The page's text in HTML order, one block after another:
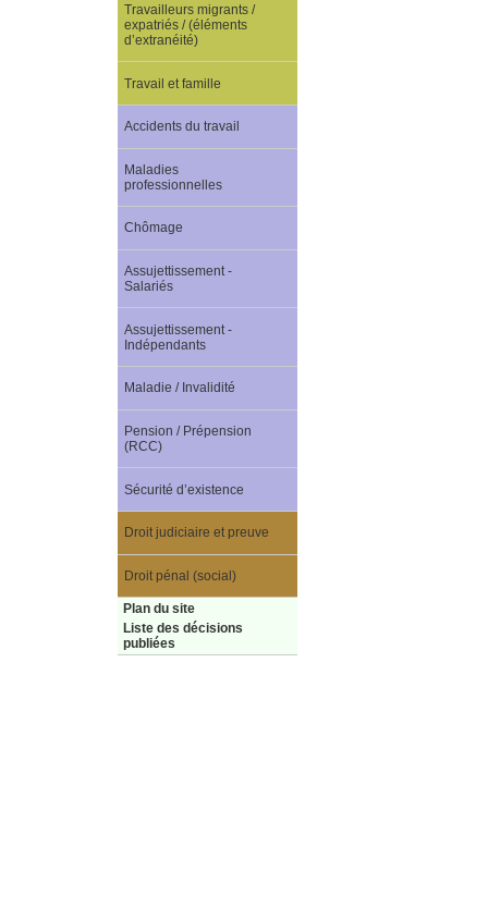
Travailleurs migrants /
expatriés / (éléments
d’extranéité)
Travail et famille
Accidents du travail
Maladies
professionnelles
Chômage
Assujettissement -
Salariés
Assujettissement -
Indépendants
Maladie / Invalidité
Pension / Prépension
(RCC)
Sécurité d’existence
Droit judiciaire et preuve
Droit pénal (social)
Plan du site
Liste des décisions
publiées